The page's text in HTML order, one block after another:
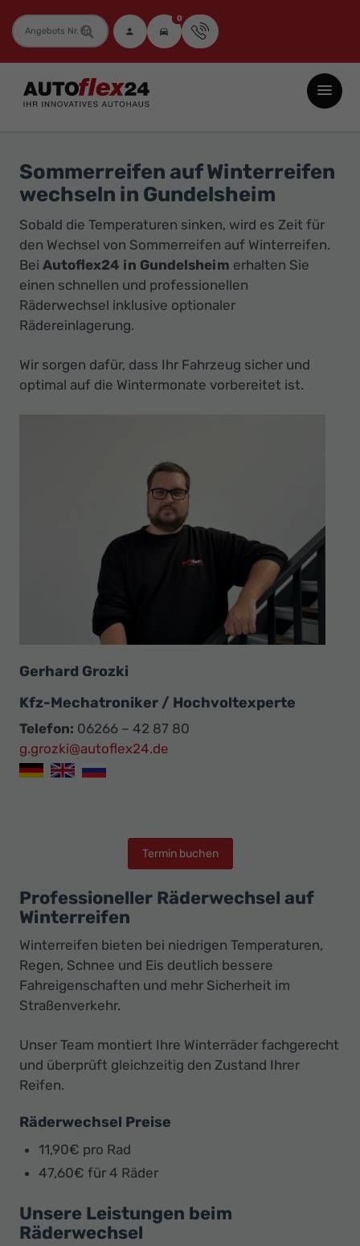
Fahrzeugnummer 0
Autoflex24
GmbH
Neuwagen
Jahreswagen
und
Gebrauchtwagen
zu
Top-
Preisen
Ihr
Innovatives
Sommerreifen auf Winterreifen
wechseln in Gundelsheim
Sobald die Temperaturen sinken, wird es Zeit für
den Wechsel von Sommerreifen auf Winterreifen.
Bei Autoflex24 in Gundelsheim erhalten Sie
einen schnellen und professionellen
Räderwechsel inklusive optionaler
Rädereinlagerung.
Wir sorgen dafür, dass Ihr Fahrzeug sicher und
optimal auf die Wintermonate vorbereitet ist.
Gerhard Grozki
Kfz-Mechatroniker / Hochvoltexperte
Telefon: 06266 – 42 87 80
g.grozki@autoflex24.de
Termin buchen
Professioneller Räderwechsel auf
Winterreifen
Winterreifen bieten bei niedrigen Temperaturen,
Regen, Schnee und Eis deutlich bessere
Fahreigenschaften und mehr Sicherheit im
Straßenverkehr.
Unser Team montiert Ihre Winterräder fachgerecht
und überprüft gleichzeitig den Zustand Ihrer
Reifen.
Räderwechsel Preise
11,90€ pro Rad
47,60€ für 4 Räder
Unsere Leistungen beim
Räderwechsel